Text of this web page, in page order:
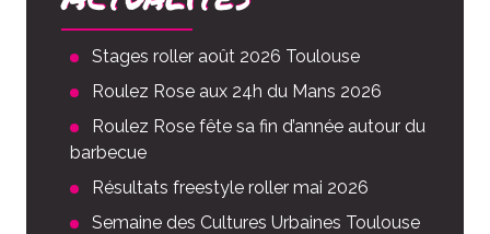
Stages roller août 2026 Toulouse
Roulez Rose aux 24h du Mans 2026
Roulez Rose fête sa fin d’année autour du
barbecue
Résultats freestyle roller mai 2026
Semaine des Cultures Urbaines Toulouse